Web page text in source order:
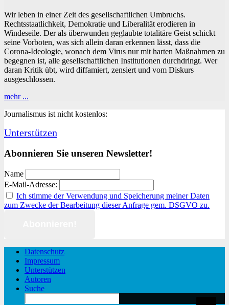
Wir leben in einer Zeit des gesellschaftlichen Umbruchs.
Rechtsstaatlichkeit, Demokratie und Liberalität erodieren in
Windeseile. Der als überwunden geglaubte totalitäre Geist schickt
seine Vorboten, was sich allein daran erkennen lässt, dass die
Corona-Ideologie, wonach dem Virus nur mit harten Maßnahmen zu
begegnen ist, alle gesellschaftlichen Institutionen durchdringt. Wer
daran Kritik übt, wird diffamiert, zensiert und vom Diskurs
ausgeschlossen.
mehr ...
Künstler
mutiger?
Journalismus ist nicht kostenlos:
Unterstützen
Abonnieren Sie unseren Newsletter!
Name
E-Mail-Adresse:
Ich stimme der Verwendung und Speicherung meiner Daten
zum Zwecke der Bearbeitung dieser Anfrage gem. DSGVO zu.
Datenschutz
Impressum
Unterstützen
Autoren
Suche
Search